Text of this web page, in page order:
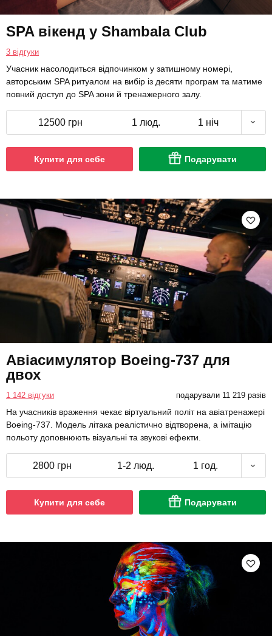
SPA вікенд у Shambala Club
3 відгуки
Учасник насолодиться відпочинком у затишному номері,
авторським SPA ритуалом на вибір із десяти програм та матиме
повний доступ до SPA зони й тренажерного залу.
12500 грн 1 люд. 1 ніч
Купити для себе Подарувати
Авіасимулятор Boeing-737 для
двох
1 142 відгуки подарували 11 219 разів
На учасників враження чекає віртуальний політ на авіатренажері
Boeing-737. Модель літака реалістично відтворена, а імітацію
польоту доповнюють візуальні та звукові ефекти.
2800 грн 1-2 люд. 1 год.
Купити для себе Подарувати